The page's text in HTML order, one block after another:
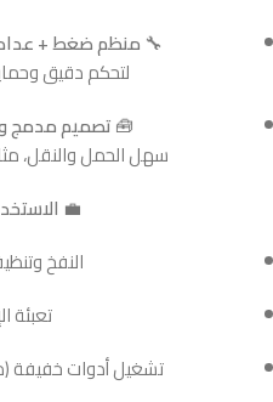
🔧 منظم ضغط +
لتحكم دقيق
🧰تصميم مدمج
سهل الحمل والنقل،
💼
النفخ
تعبئة
تشغيل أدوات خفيفة